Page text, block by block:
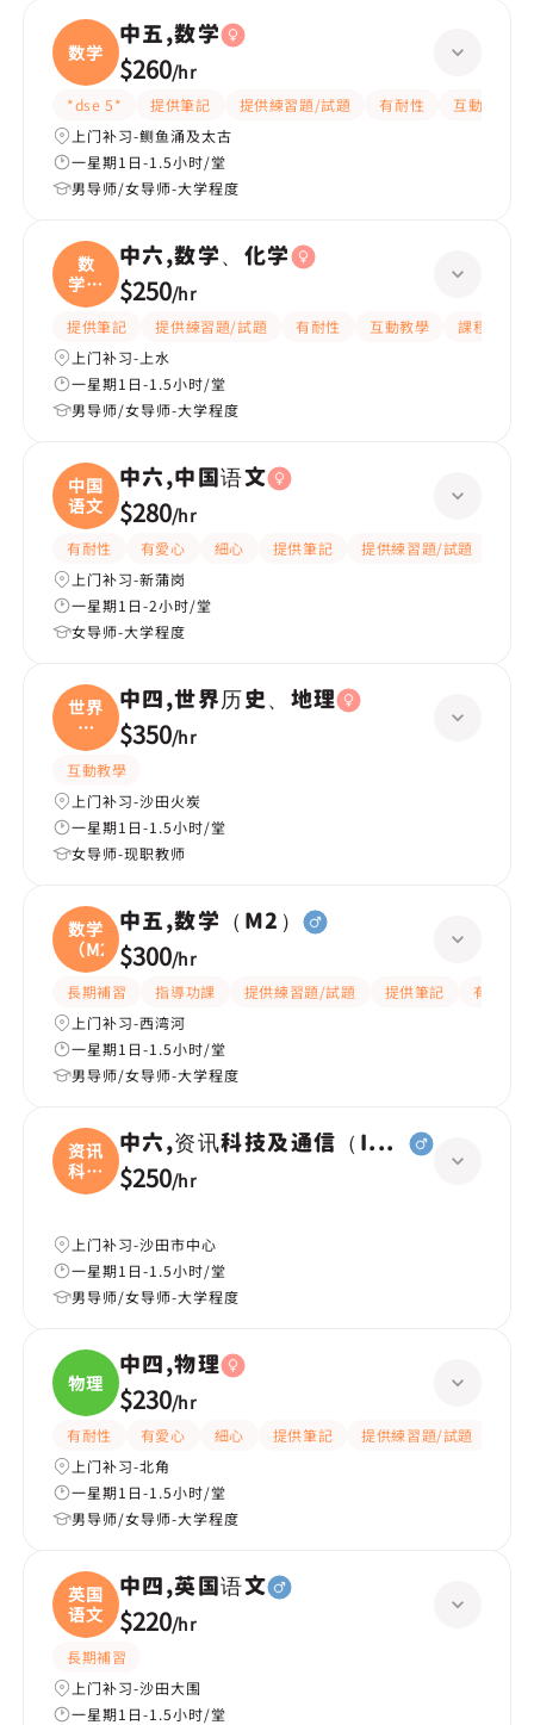
数学
中五,数学
$260/hr
*dse 5* 提供筆記 提供練習題/試題 有耐性
互動教學
上门补习-鲗鱼涌及太古
一星期1日-1.5小时/堂
男导师/女导师-大学程度
数
学、
化学
中六,数学、化学
$250/hr
提供筆記 提供練習題/試題 有耐性 互動教學
課程設計
上门补习-上水
一星期1日-1.5小时/堂
男导师/女导师-大学程度
中国
语文
中六,中国语文
$280/hr
有耐性 有愛心 細心 提供筆記 提供練習題/試題
上门补习-新蒲岗
一星期1日-2小时/堂
女导师-大学程度
世界
历
史、
中四,世界历史、地理
$350/hr
互動教學
上门补习-沙田火炭
一星期1日-1.5小时/堂
女导师-现职教师
数学
（M2
中五,数学（M2）
$300/hr
長期補習 指導功課 提供練習題/試題 提供筆記
有耐性
上门补习-西湾河
一星期1日-1.5小时/堂
男导师/女导师-大学程度
资讯
科技
及
中六,资讯科技及通信（ICT）
$250/hr
上门补习-沙田市中心
一星期1日-1.5小时/堂
男导师/女导师-大学程度
物理
中四,物理
$230/hr
有耐性 有愛心 細心 提供筆記 提供練習題/試題
上门补习-北角
一星期1日-1.5小时/堂
男导师/女导师-大学程度
英国
语文
中四,英国语文
$220/hr
長期補習
上门补习-沙田大围
一星期1日-1.5小时/堂